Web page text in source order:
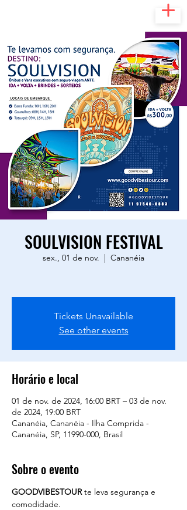
SOULVISION FESTIVAL
sex., 01 de nov.
  |
Cananéia
Tickets Unavailable
See other events
Horário e local
01 de nov. de 2024, 16:00 BRT – 03 de nov.
de 2024, 19:00 BRT
Cananéia, Cananéia - Ilha Comprida -
Cananéia, SP, 11990-000, Brasil
Sobre o evento
GOODVIBESTOUR te leva segurança e
comodidade.